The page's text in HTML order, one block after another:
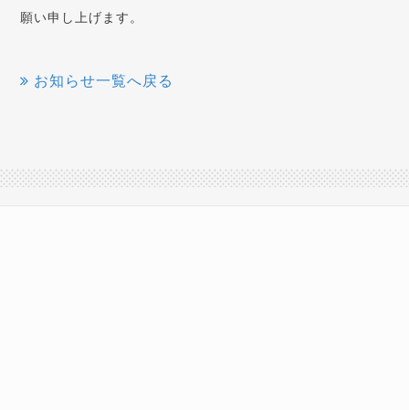
願い申し上げます。
お知らせ一覧へ戻る